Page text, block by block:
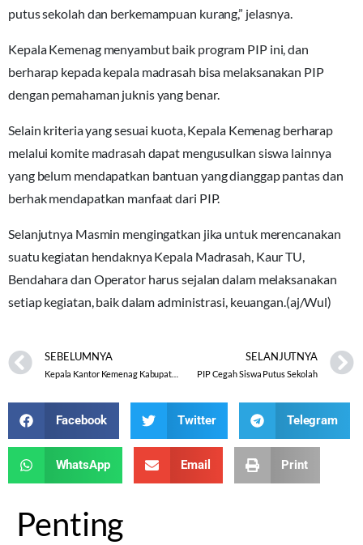
putus sekolah dan berkemampuan kurang,” jelasnya.
Kepala Kemenag menyambut baik program PIP ini, dan
berharap kepada kepala madrasah bisa melaksanakan PIP
dengan pemahaman juknis yang benar.
Selain kriteria yang sesuai kuota, Kepala Kemenag berharap
melalui komite madrasah dapat mengusulkan siswa lainnya
yang belum mendapatkan bantuan yang dianggap pantas dan
berhak mendapatkan manfaat dari PIP.
Selanjutnya Masmin mengingatkan jika untuk merencanakan
suatu kegiatan hendaknya Kepala Madrasah, Kaur TU,
Bendahara dan Operator harus sejalan dalam melaksanakan
setiap kegiatan, baik dalam administrasi, keuangan.(aj/Wul)
SEBELUMNYA SELANJUTNYA
PIP Cegah Siswa Putus Sekolah
Facebook Twitter Telegram
WhatsApp Email Print
Penting